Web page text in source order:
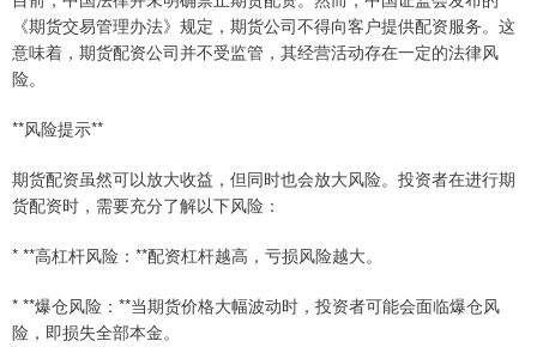
《期货交易管理办法》规定，期货公司不得向客户提供配资服务。这
意味着，期货配资公司并不受监管，其经营活动存在一定的法律风
险。
**风险提示**
期货配资虽然可以放大收益，但同时也会放大风险。投资者在进行期
货配资时，需要充分了解以下风险：
* **高杠杆风险：**配资杠杆越高，亏损风险越大。
* **爆仓风险：**当期货价格大幅波动时，投资者可能会面临爆仓风
险，即损失全部本金。